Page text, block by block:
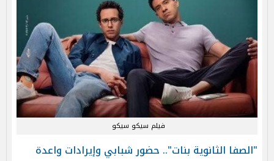
فيلم سيكو سيكو
"الصفا الثانوية بنات".. حضور شبابي وإيرادات واعدة